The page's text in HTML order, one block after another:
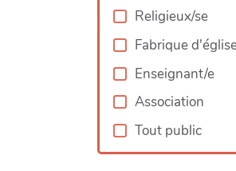
Religieux/se
Fabrique
Enseignant/e
Association
Tout public